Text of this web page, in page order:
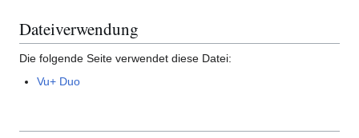
Dateiverwendung
Die folgende Seite verwendet diese Datei:
Vu+ Duo